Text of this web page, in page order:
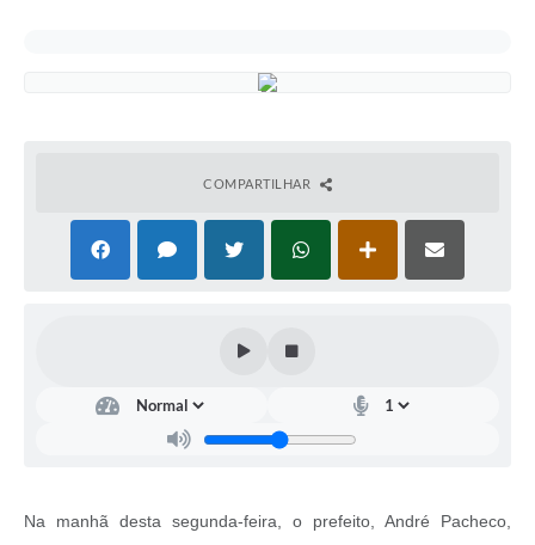
COMPARTILHAR
Na manhã desta segunda-feira, o prefeito, André Pacheco,